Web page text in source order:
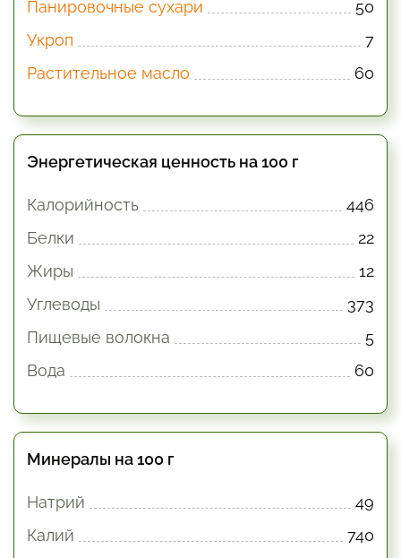
Панировочные сухари
50
Укроп
7
Растительное масло
60
Энергетическая ценность на 100 г
Калорийность
446
Белки
22
Жиры
12
Углеводы
373
Пищевые волокна
5
Вода
60
Минералы на 100 г
Натрий
49
Калий
740